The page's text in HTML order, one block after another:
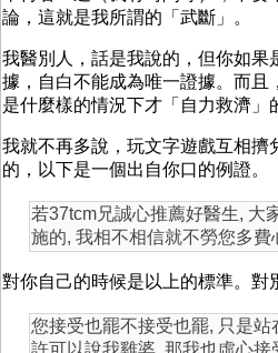
論，這就是我所謂的「武斷」。
我醫別人，話是我說的，但你如果
據，自白不能成為唯一證據。而且
是什麼樣的情況下才「自力救濟」
我就不再多說，玩文字遊戲互相擠
的，以下是一個出自你口的例證。
若37tcm兄誠心推薦好醫生, 大
施的, 我相不相信就不勞您多費
對你自己的時候是以上的標準。對
您接受也罷不接受也罷, 只是